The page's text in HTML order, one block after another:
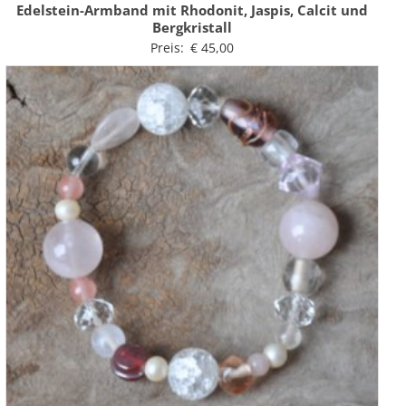
Edelstein-Armband mit Rhodonit, Jaspis, Calcit und
Bergkristall
Preis: €45,00